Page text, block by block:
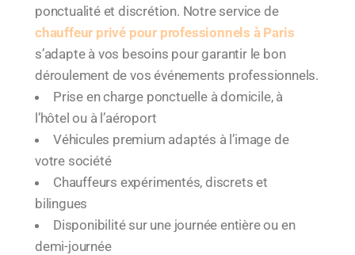
ponctualité et discrétion. Notre service de
chauffeur privé pour professionnels à Paris
s’adapte à vos besoins pour garantir le bon
déroulement de vos événements professionnels.
Prise en charge ponctuelle à domicile, à
l’hôtel ou à l’aéroport
Véhicules premium adaptés à l’image de
votre société
Chauffeurs expérimentés, discrets et
bilingues
Disponibilité sur une journée entière ou en
demi-journée